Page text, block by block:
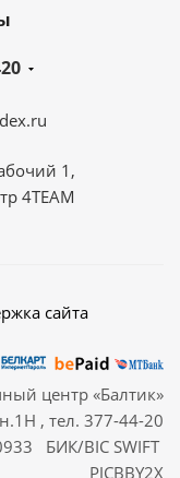
1,
4TEAM
сайта
центр «Балтик»
, тел. 377-44-20
БИК/BIC SWIFT
PJCBBY2X